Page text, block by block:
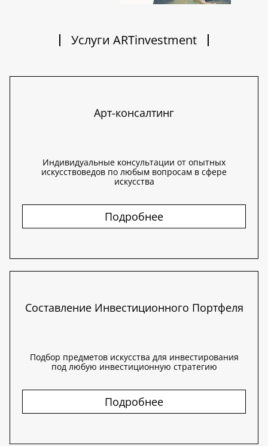
Услуги ARTinvestment
Арт-консалтинг
Индивидуальные консультации от опытных
искусствоведов по любым вопросам в сфере
искусства
Подробнее
Составление Инвестиционного Портфеля
Подбор предметов искусства для инвестирования
под любую инвестиционную стратегию
Подробнее